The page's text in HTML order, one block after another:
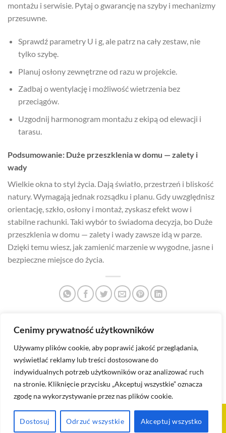
Cenimy prywatność użytkowników
Używamy plików cookie, aby poprawić jakość przeglądania,
wyświetlać reklamy lub treści dostosowane do
indywidualnych potrzeb użytkowników oraz analizować ruch
na stronie. Kliknięcie przycisku „Akceptuj wszystkie” oznacza
zgodę na wykorzystywanie przez nas plików cookie.
Dostosuj Odrzuć wszystkie Akceptuj wszystko
montażu i serwisie. Pytaj o gwarancję na szyby i mechanizmy
przesuwne.
Sprawdź parametry U i g, ale patrz na cały zestaw, nie
tylko szybę.
Planuj osłony zewnętrzne od razu w projekcie.
Zadbaj o wentylację i możliwość wietrzenia bez
przeciągów.
Uzgodnij harmonogram montażu z ekipą od elewacji i
tarasu.
Podsumowanie: Duże przeszklenia w domu — zalety i
wady
Wielkie okna to styl życia. Dają światło, przestrzeń i bliskość
natury. Wymagają jednak rozsądku i planu. Gdy uwzględnisz
orientację, szkło, osłony i montaż, zyskasz efekt wow i
stabilne rachunki. Taki wybór to świadoma decyzja, bo Duże
przeszklenia w domu — zalety i wady zawsze idą w parze.
Dzięki temu wiesz, jak zamienić marzenie w wygodne, jasne i
bezpieczne miejsce do życia.
Okna do nowoczesnego domu
— jakie wybrać?
Jak dobrać drzwi wejściowe
do nowoczesnego domu?
[2025] ©Domki MODULOVE